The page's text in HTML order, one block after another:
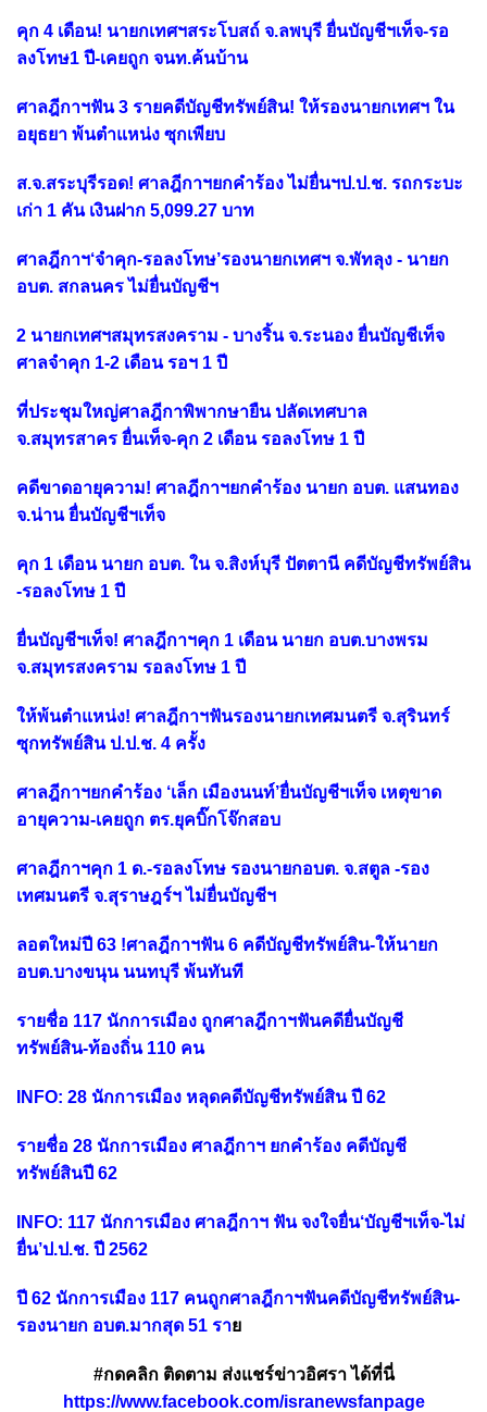
คุก 4 เดือน! นายกเทศฯสระโบสถ์ จ.ลพบุรี ยื่นบัญชีฯเท็จ-รอ
ลงโทษ1 ปี-เคยถูก จนท.ค้นบ้าน
ศาลฎีกาฯฟัน 3 รายคดีบัญชีทรัพย์สิน! ให้รองนายกเทศฯ ใน
อยุธยา พ้นตำแหน่ง ซุกเพียบ
ส.จ.สระบุรีรอด! ศาลฎีกาฯยกคำร้อง ไม่ยื่นฯป.ป.ช. รถกระบะ
เก่า 1 คัน เงินฝาก 5,099.27 บาท
ศาลฎีกาฯ‘จำคุก-รอลงโทษ’รองนายกเทศฯ จ.พัทลุง - นายก
อบต. สกลนคร ไม่ยื่นบัญชีฯ
2 นายกเทศฯสมุทรสงคราม - บางริ้น จ.ระนอง ยื่นบัญชีเท็จ
ศาลจำคุก 1-2 เดือน รอฯ 1 ปี
ที่ประชุมใหญ่ศาลฎีกาพิพากษายืน ปลัดเทศบาล
จ.สมุทรสาคร ยื่นเท็จ-คุก 2 เดือน รอลงโทษ 1 ปี
คดีขาดอายุความ! ศาลฎีกาฯยกคำร้อง นายก อบต. แสนทอง
จ.น่าน ยื่นบัญชีฯเท็จ
คุก 1 เดือน นายก อบต. ใน จ.สิงห์บุรี ปัตตานี คดีบัญชีทรัพย์สิน
-รอลงโทษ 1 ปี
ยื่นบัญชีฯเท็จ! ศาลฎีกาฯคุก 1 เดือน นายก อบต.บางพรม
จ.สมุทรสงคราม รอลงโทษ 1 ปี
ให้พ้นตำแหน่ง! ศาลฎีกาฯฟันรองนายกเทศมนตรี จ.สุรินทร์
ซุกทรัพย์สิน ป.ป.ช. 4 ครั้ง
ศาลฎีกาฯยกคำร้อง ‘เล็ก เมืองนนท์’ยื่นบัญชีฯเท็จ เหตุขาด
อายุความ-เคยถูก ตร.ยุคบิ๊กโจ๊กสอบ
ศาลฎีกาฯคุก 1 ด.-รอลงโทษ รองนายกอบต. จ.สตูล -รอง
เทศมนตรี จ.สุราษฎร์ฯ ไม่ยื่นบัญชีฯ
ลอตใหม่ปี 63 !ศาลฎีกาฯฟัน 6 คดีบัญชีทรัพย์สิน-ให้นายก
อบต.บางขนุน นนทบุรี พ้นทันที
รายชื่อ 117 นักการเมือง ถูกศาลฎีกาฯฟันคดียื่นบัญชี
ทรัพย์สิน-ท้องถิ่น 110 คน
INFO: 28 นักการเมือง หลุดคดีบัญชีทรัพย์สิน ปี 62
รายชื่อ 28 นักการเมือง ศาลฎีกาฯ ยกคำร้อง คดีบัญชี
ทรัพย์สินปี 62
INFO: 117 นักการเมือง ศาลฎีกาฯ ฟัน จงใจยื่น‘บัญชีฯเท็จ-ไม่
ยื่น’ป.ป.ช. ปี 2562
ปี 62 นักการเมือง 117 คนถูกศาลฎีกาฯฟันคดีบัญชีทรัพย์สิน-
รองนายก อบต.มากสุด 51 ราย
#กดคลิก ติดตาม ส่งแชร์ข่าวอิศรา ได้ที่นี่
https://www.facebook.com/isranewsfanpage